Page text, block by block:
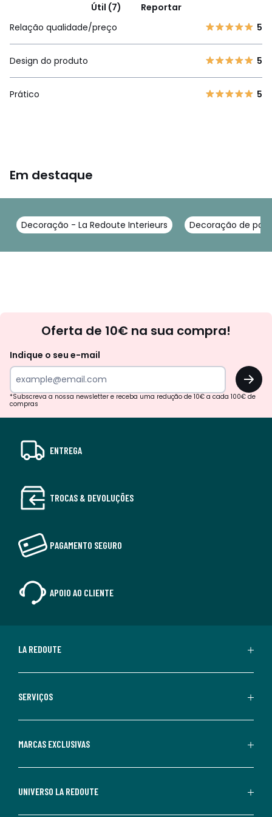
Útil (7)
Reportar
Relação qualidade/preço
5
Design do produto 5
Prático 5
Em destaque
Decoração - La Redoute Interieurs Decoração de
Oferta de 10€ na sua compra!
Indique o seu e-mail
OK
*Subscreva a nossa newsletter e receba uma redução de 10€ a cada 100€ de
compras
ENTREGA
TROCAS & DEVOLUÇÕES
PAGAMENTO SEGURO
APOIO AO CLIENTE
LA REDOUTE
SERVIÇOS
MARCAS EXCLUSIVAS
UNIVERSO LA REDOUTE